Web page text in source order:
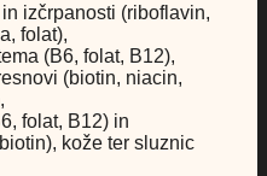
izčrpanosti (riboflavin,
folat),
(B6, folat, B12),
(biotin, niacin,
folat, B12) in
kože ter sluznic